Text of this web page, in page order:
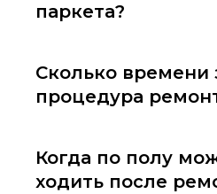
паркета?
Сколько времени
процедура
Когда по полу
ходить после